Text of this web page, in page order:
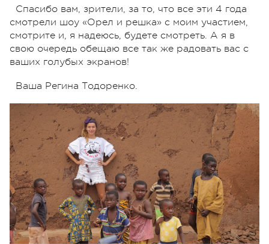
Спасибо вам, зрители, за то, что все эти 4 года
смотрели шоу «Орел и решка» с моим участием,
смотрите и, я надеюсь, будете смотреть. А я в
свою очередь обещаю все так же радовать вас с
ваших голубых экранов!
Ваша Регина Тодоренко.